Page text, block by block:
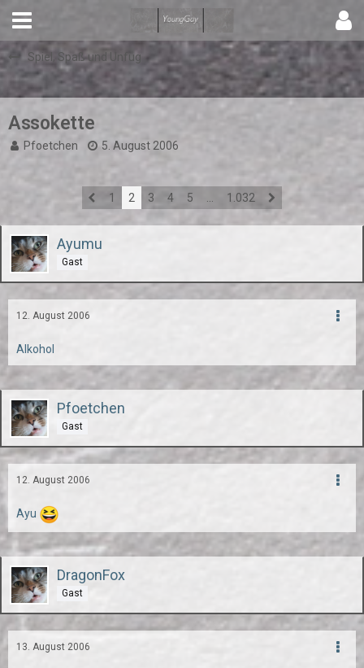
Spiel, Spaß und Unfug
Assokette
Pfoetchen 5. August 2006
1 2 3 4 5 1.032
Ayumu
Gast
12. August 2006
Alkohol
Pfoetchen
Gast
12. August 2006
Ayu
DragonFox
Gast
13. August 2006